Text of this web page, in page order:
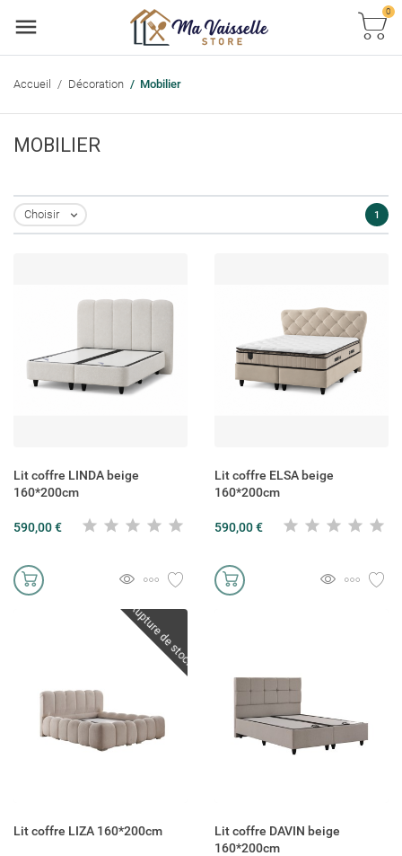
0
Accueil Décoration Mobilier
MOBILIER
Choisir  1
Lit coffre LINDA beige
160*200cm
590,00 €
Lit coffre ELSA beige
160*200cm
590,00 €
Rupture de stock
Lit coffre LIZA 160*200cm
Lit coffre DAVIN beige
160*200cm